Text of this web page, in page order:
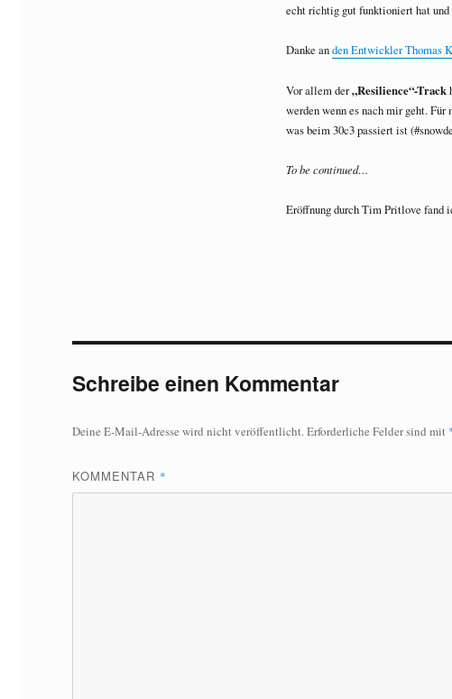
echt richtig gut funktioniert hat
Danke anden Entwickler Thomas
Vor allem der„Resilience“-Track
werden wenn es nach mir geht.
was beim 30c3 passiert ist
To be continued…
Eröffnung durch Tim Pritlove fand
Schreibe einen Kommentar
Deine E-Mail-Adresse wird nicht veröffentlicht.Erforderliche Felder sind mit
KOMMENTAR *